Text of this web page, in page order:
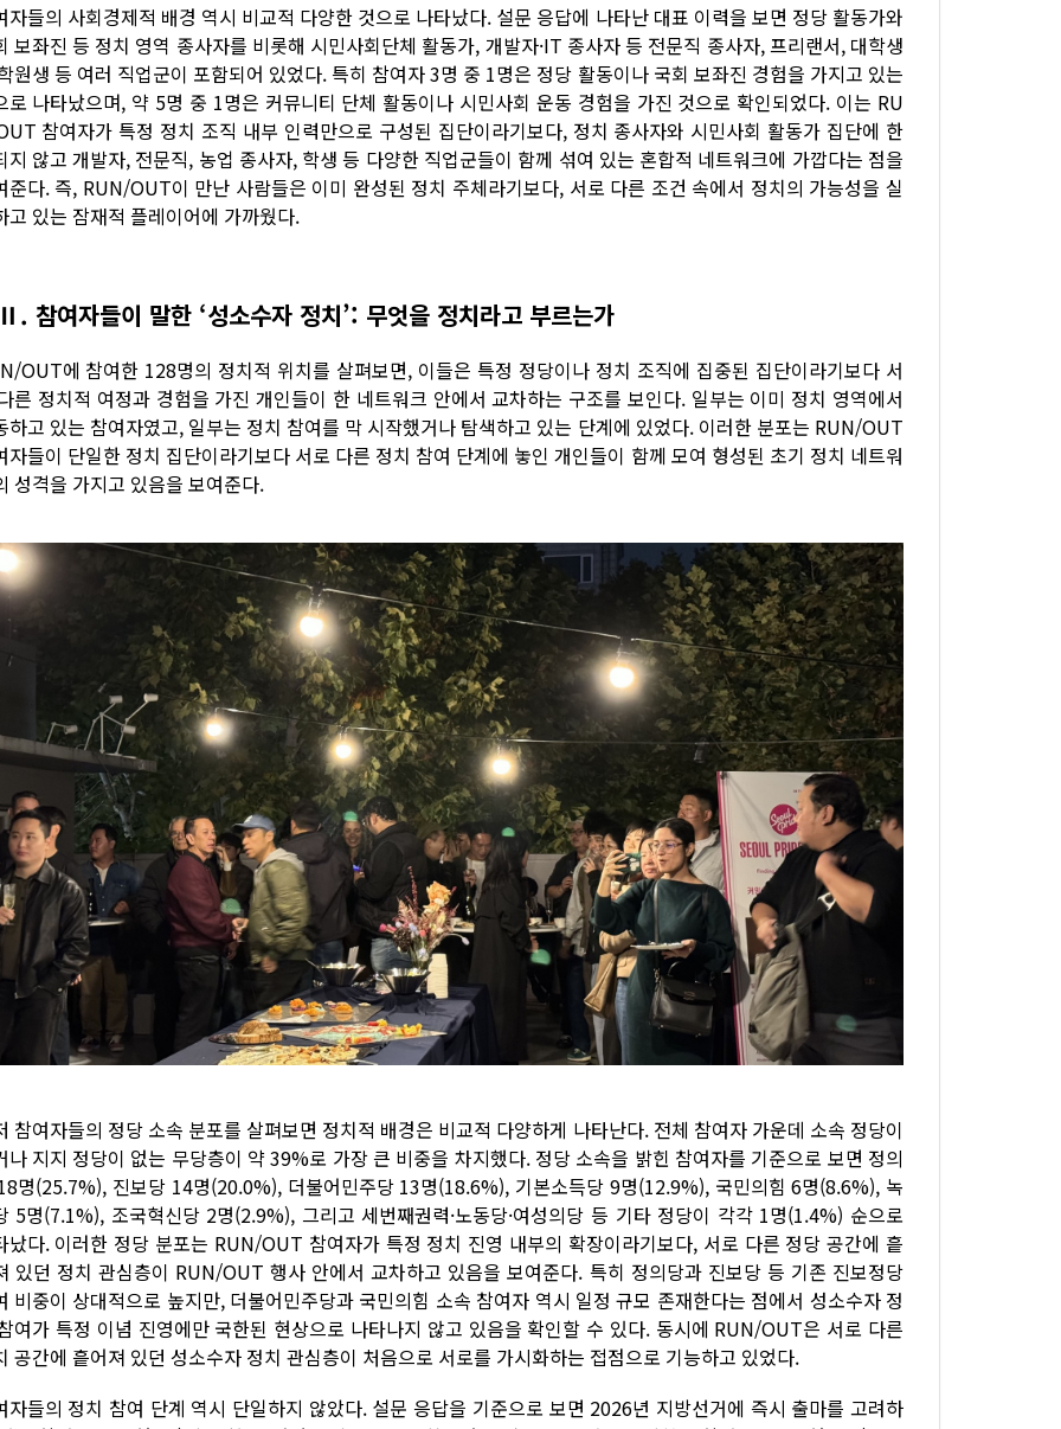
자들의 사회경제적 배경 역시 비교적 다양한 것으로 나타났다. 설문 응답에 나타난 대표 이력을 보면 정당 활동가와
보좌진 등 정치 영역 종사자를 비롯해 시민사회단체 활동가, 개발자·IT 종사자 등 전문직 종사자, 프리랜서, 대학생
원생 등 여러 직업군이 포함되어 있었다. 특히 참여자 3명 중 1명은 정당 활동이나 국회 보좌진 경험을 가지고 있는
로 나타났으며, 약 5명 중 1명은 커뮤니티 단체 활동이나 시민사회 운동 경험을 가진 것으로 확인되었다. 이는 RU
참여자가 특정 정치 조직 내부 인력만으로 구성된 집단이라기보다, 정치 종사자와 시민사회 활동가 집단에 한
지 않고 개발자, 전문직, 농업 종사자, 학생 등 다양한 직업군들이 함께 섞여 있는 혼합적 네트워크에 가깝다는 점을
준다. 즉, RUN/OUT이 만난 사람들은 이미 완성된 정치 주체라기보다, 서로 다른 조건 속에서 정치의 가능성을 실
고 있는 잠재적 플레이어에 가까웠다.
참여자들이 말한 ‘성소수자 정치’: 무엇을 정치라고 부르는가
OUT에 참여한 128명의 정치적 위치를 살펴보면, 이들은 특정 정당이나 정치 조직에 집중된 집단이라기보다 서
른 정치적 여정과 경험을 가진 개인들이 한 네트워크 안에서 교차하는 구조를 보인다. 일부는 이미 정치 영역에서
하고 있는 참여자였고, 일부는 정치 참여를 막 시작했거나 탐색하고 있는 단계에 있었다. 이러한 분포는 RUN/OUT
자들이 단일한 정치 집단이라기보다 서로 다른 정치 참여 단계에 놓인 개인들이 함께 모여 형성된 초기 정치 네트워
성격을 가지고 있음을 보여준다.
참여자들의 정당 소속 분포를 살펴보면 정치적 배경은 비교적 다양하게 나타난다. 전체 참여자 가운데 소속 정당이
나 지지 정당이 없는 무당층이 약 39%로 가장 큰 비중을 차지했다. 정당 소속을 밝힌 참여자를 기준으로 보면 정의
명(25.7%), 진보당 14명(20.0%), 더불어민주당 13명(18.6%), 기본소득당 9명(12.9%), 국민의힘 6명(8.6%), 녹
5명(7.1%), 조국혁신당 2명(2.9%), 그리고 세번째권력·노동당·여성의당 등 기타 정당이 각각 1명(1.4%) 순으로
났다. 이러한 정당 분포는 RUN/OUT 참여자가 특정 정치 진영 내부의 확장이라기보다, 서로 다른 정당 공간에 흩
있던 정치 관심층이 RUN/OUT 행사 안에서 교차하고 있음을 보여준다. 특히 정의당과 진보당 등 기존 진보정당
비중이 상대적으로 높지만, 더불어민주당과 국민의힘 소속 참여자 역시 일정 규모 존재한다는 점에서 성소수자 정
여가 특정 이념 진영에만 국한된 현상으로 나타나지 않고 있음을 확인할 수 있다. 동시에 RUN/OUT은 서로 다른
공간에 흩어져 있던 성소수자 정치 관심층이 처음으로 서로를 가시화하는 접점으로 기능하고 있었다.
자들의 정치 참여 단계 역시 단일하지 않았다. 설문 응답을 기준으로 보면 2026년 지방선거에 즉시 출마를 고려하